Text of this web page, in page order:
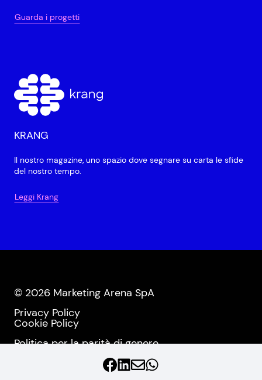
Guarda i progetti
KRANG
Il nostro magazine, uno spazio dove segnare su carta le sfide
del nostro tempo.
Leggi Krang
© 2026 Marketing Arena SpA
Privacy Policy
Cookie Policy
Politica per la parità di genere